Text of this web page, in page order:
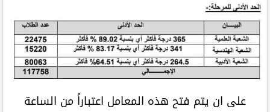
على ان يتم فتح هذه المعامل اعتباراً من الساعة